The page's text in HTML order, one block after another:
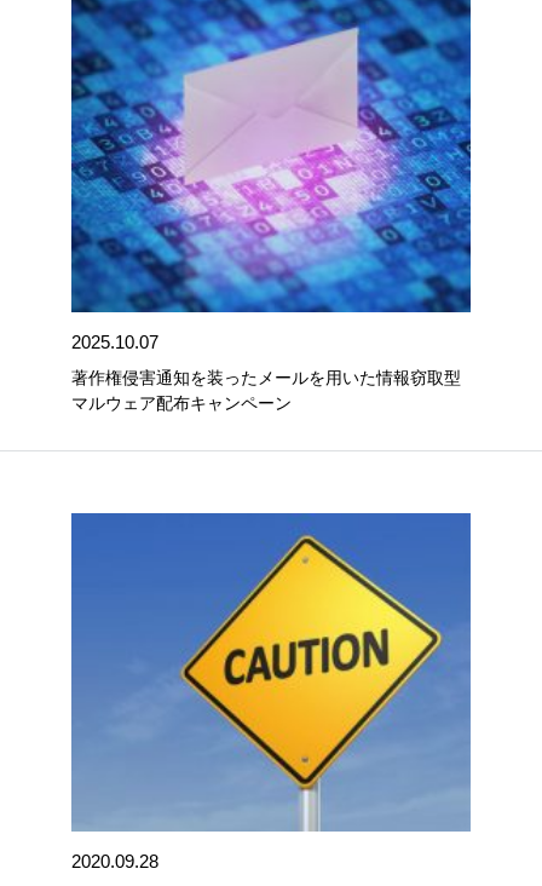
2025.10.07
著作権侵害通知を装ったメールを用いた情報窃取型
マルウェア配布キャンペーン
2020.09.28